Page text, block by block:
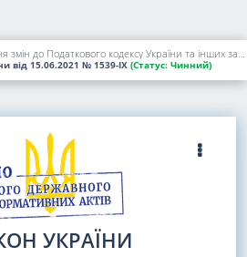
Про внесення змін до Податкового кодексу України та інших законів України щодо стимулювання детінізації доходів та підвищення податкової культури громадян шляхом запровадження одноразового (спеціального) добровільного декларування фізичними особами належних їм активів та сплати одноразового збору до бюджету
від 15.06.2021 № 1539-IX (Статус: Чинний)
УКРАЇНИ